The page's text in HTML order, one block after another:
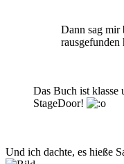
Dann sag mir
rausgefunden
Das Buch ist klasse
StageDoor!
Und ich dachte, es hieße